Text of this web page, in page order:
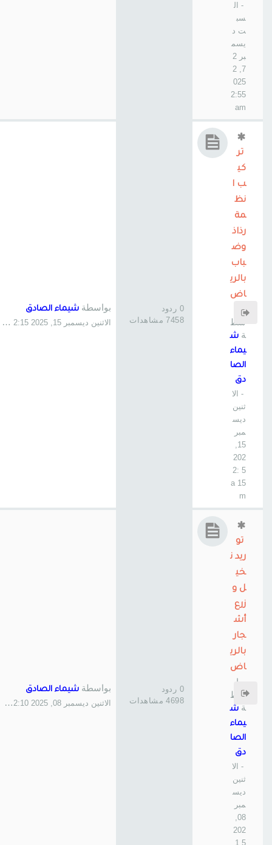
- ال
سب
ت د
يسم
بر 2
7, 2
025
2:55
am
تر
كي
ب ا
نظ
مة
رذاذ
وض
باب
بالري
اض
بوا
سط
ة ش
يماء
الصا
دق
- الا
ثنين
ديس
مبر
15,
202
5 2:
15 a
m
0 ردود
7458 مشاهدات
بواسطة شيماء الصادق
الاثنين ديسمبر 15, 2025 2:15 am
تو
ريد ن
خي
ل و
زرع
أش
جار
بالري
اض
سط
ة ش
يماء
الصا
دق
- الا
ثنين
ديس
مبر
08,
202
5 1
0 ردود
4698 مشاهدات
بواسطة شيماء الصادق
الاثنين ديسمبر 08, 2025 12:10 am